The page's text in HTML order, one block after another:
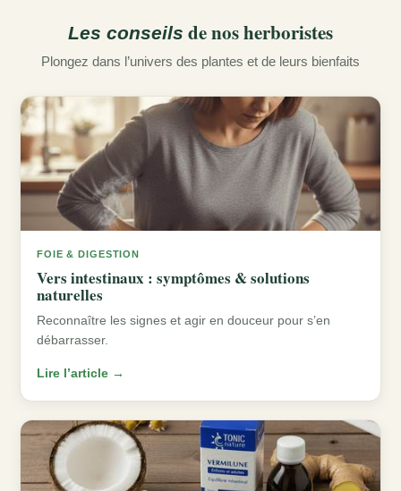
Les conseils de nos herboristes
Plongez dans l’univers des plantes et de leurs bienfaits
FOIE & DIGESTION
Vers intestinaux : symptômes & solutions
naturelles
Reconnaître les signes et agir en douceur pour s’en
débarrasser.
Lire l’article →